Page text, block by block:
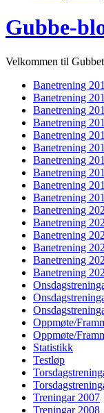
Gubbe-
Velkommen til
Banetrening
Banetrening
Banetrening
Banetrening
Banetrening
Banetrening
Banetrening
Banetrening
Banetrening
Banetrening
Banetrening
Banetrening
Banetrening
Banetrening
Banetrening
Banetrening
Oppmøte/
Oppmøte/
Statistikk
Testløp
Treningar 2007
Treningar 2008